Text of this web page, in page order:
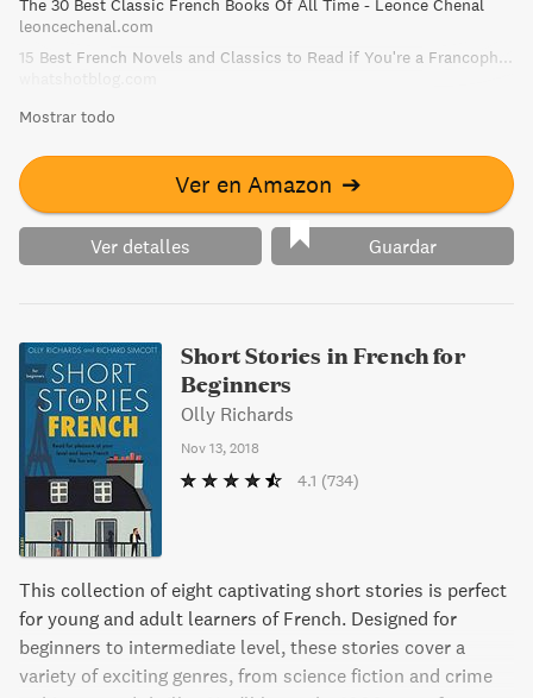
que la sociedad le impone.
The 30 Best Classic French Books Of All Time - Leonce Chenal
leoncechenal.com
15 Best French Novels and Classics to Read if You're a Francophile
Mostrar todo
Ver en Amazon ➔
Ver detalles Guardar
Short Stories in French for
Beginners
Olly Richards
Nov 13, 2018
4.1 (734)
This collection of eight captivating short stories is perfect
for young and adult learners of French. Designed for
beginners to intermediate level, these stories cover a
variety of exciting genres, from science fiction and crime